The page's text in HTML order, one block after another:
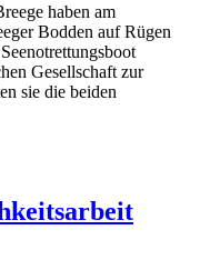
haben am
Bodden auf Rügen
Gesellschaft zur
sie die beiden